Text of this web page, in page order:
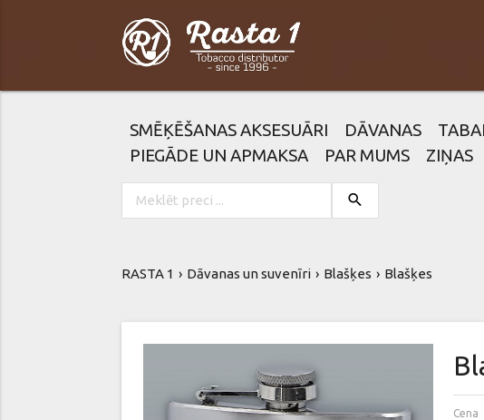
SMĒĶĒŠANAS AKSESUĀRI DĀVANAS
PIEGĀDE UN APMAKSA
PAR MUMS ZIŅAS
search
RASTA 1 Dāvanas un suvenīri Blašķes Blašķes
Cena